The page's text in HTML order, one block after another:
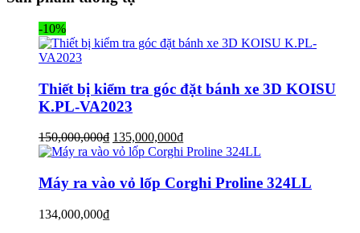
-10%
Thiết bị kiểm tra góc đặt bánh xe 3D KOISU
K.PL-VA2023
150,000,000₫ Giá
gốc
150,000,000₫.
135,000,000₫Giá
hiện
là:
135,000,000₫.
Máy ra vào vỏ lốp Corghi Proline 324LL
134,000,000₫